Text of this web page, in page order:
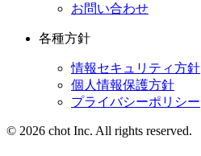
お問い合わせ
各種方針
情報セキュリティ方針
個人情報保護方針
プライバシーポリシー
© 2026 chot Inc. All rights reserved.